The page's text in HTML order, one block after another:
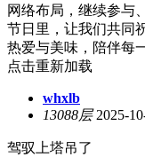
网络布局，继续参与
节日里，让我们共同
热爱与美味，陪伴每
点击重新加载
whxlb
13088层2025-
驾驭上塔吊了